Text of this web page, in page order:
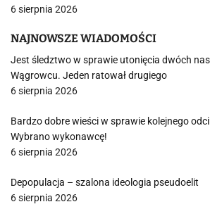
6 sierpnia 2026
NAJNOWSZE WIADOMOŚCI
Jest śledztwo w sprawie utonięcia dwóch
Wągrowcu. Jeden ratował drugiego
6 sierpnia 2026
Bardzo dobre wieści w sprawie kolejnego
Wybrano wykonawcę!
6 sierpnia 2026
Depopulacja – szalona ideologia pseudoelit
6 sierpnia 2026